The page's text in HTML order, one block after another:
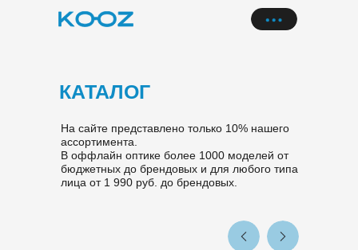
КАТАЛОГ
На сайте представлено только 10% нашего
ассортимента.
В оффлайн оптике более 1000 моделей от
бюджетных до брендовых и для любого типа
лица от 1 990 руб. до брендовых.